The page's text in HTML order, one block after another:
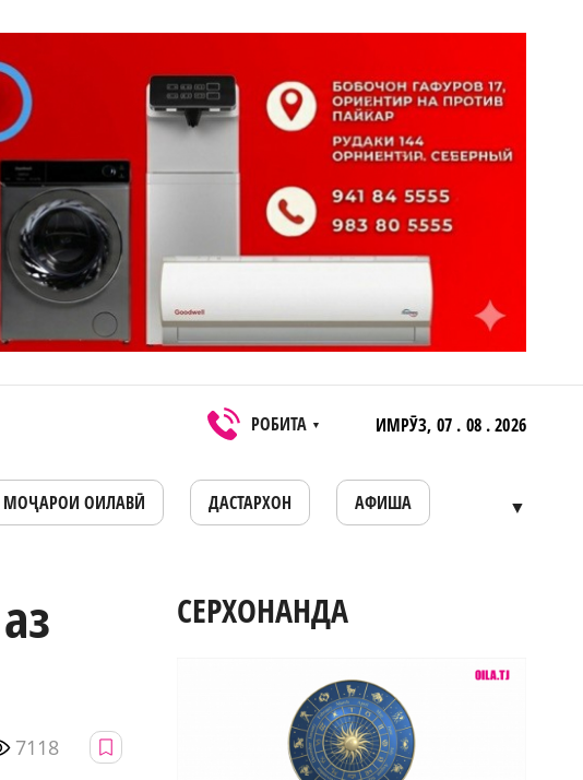
РОБИТА ▼ ИМРӮЗ, 07 . 08 . 2026
МОҶАРОИ ОИЛАВӢ ДАСТАРХОН АФИША ▼
7118
СЕРХОНАНДА